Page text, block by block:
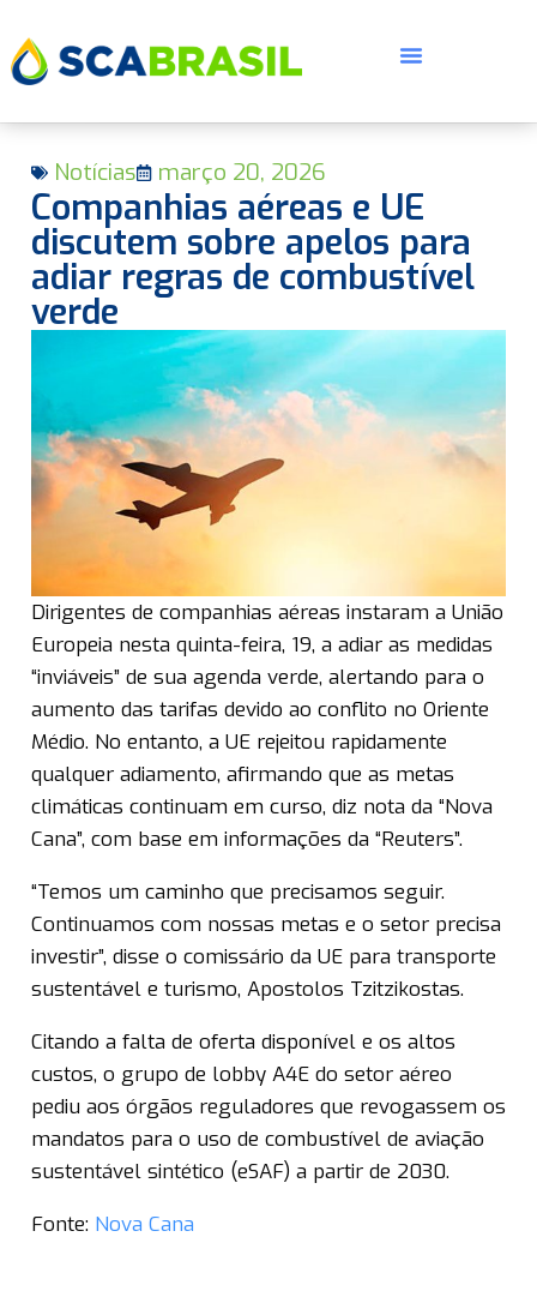
Notícias março 20, 2026
Companhias aéreas e UE
discutem sobre apelos para
adiar regras de combustível
verde
Dirigentes de companhias aéreas instaram a União
Europeia nesta quinta-feira, 19, a adiar as medidas
“inviáveis” de sua agenda verde, alertando para o
aumento das tarifas devido ao conflito no Oriente
Médio. No entanto, a UE rejeitou rapidamente
qualquer adiamento, afirmando que as metas
climáticas continuam em curso, diz nota da “Nova
Cana”, com base em informações da “Reuters”.
“Temos um caminho que precisamos seguir.
Continuamos com nossas metas e o setor precisa
investir”, disse o comissário da UE para transporte
sustentável e turismo, Apostolos Tzitzikostas.
Citando a falta de oferta disponível e os altos
custos, o grupo de lobby A4E do setor aéreo
pediu aos órgãos reguladores que revogassem os
mandatos para o uso de combustível de aviação
sustentável sintético (eSAF) a partir de 2030.
Fonte: Nova Cana